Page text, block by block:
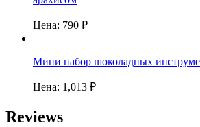
Цена: 790 ₽
Мини набор шоколадных
Цена: 1,013 ₽
Reviews